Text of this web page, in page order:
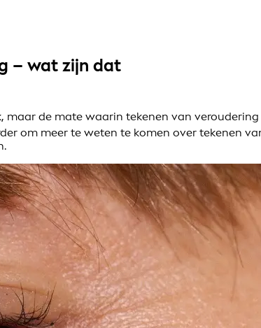
– wat zijn dat
de mate waarin tekenen van
om meer te weten te komen over tekenen